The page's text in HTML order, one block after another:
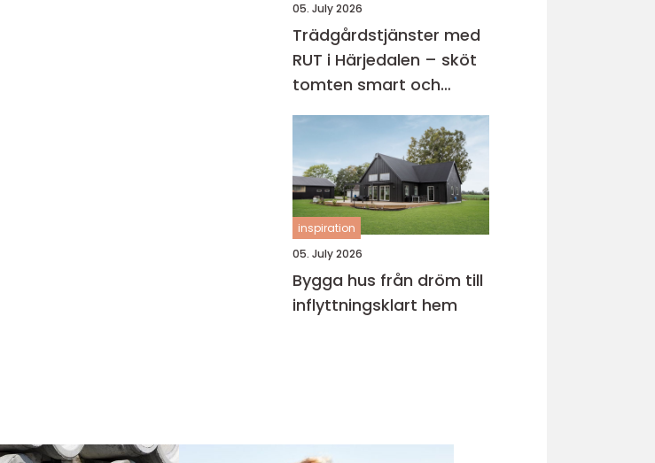
05. July 2026
Trädgårdstjänster med
RUT i Härjedalen – sköt
tomten smart och
tryggt
inspiration
05. July 2026
Bygga hus från dröm till
inflyttningsklart hem